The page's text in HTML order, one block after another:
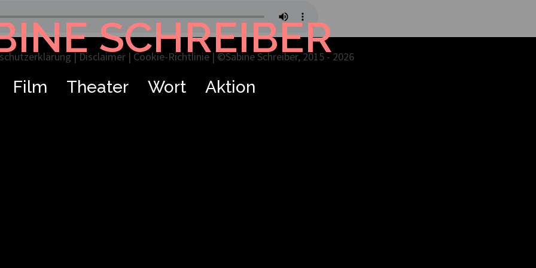
SCHREIBER
Film Theater Wort Aktion
|Disclaimer| Cookie-Richtlinie| ©Sabine Schreiber, 2015 - 2026